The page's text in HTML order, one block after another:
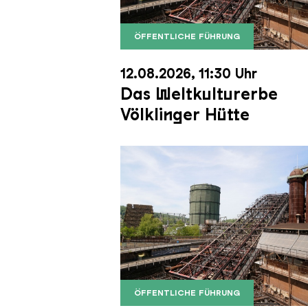
ÖFFENTLICHE FÜHRUNG
Der Erzschrägaufzug der
Copyright: Weltkulturerbe
12.08.2026, 11:30 Uhr
Das Weltkulturerbe
Völklinger Hütte
ÖFFENTLICHE FÜHRUNG